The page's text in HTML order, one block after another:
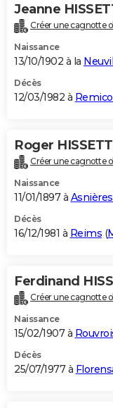
Jeanne
Créer une cagnotte
Naissance
13/10/1902 à la
Décès
12/03/1982 à
Roger
Créer une cagnotte
Naissance
11/01/1897 à
Décès
16/12/1981 à Reims (
Ferdinand
Créer une cagnotte
Naissance
15/02/1907 à
Décès
25/07/1977 à